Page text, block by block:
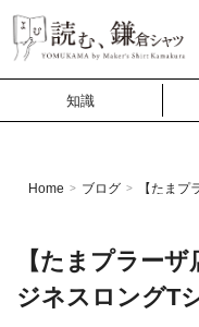
知識
Home > ブログ > 【たまプ
【たまプラー
ジネスロングT